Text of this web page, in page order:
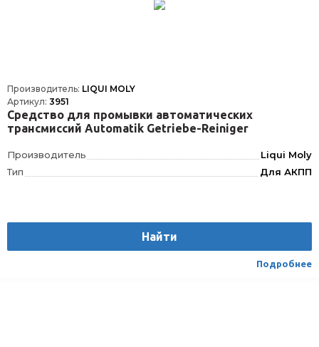
Производитель: LIQUI MOLY
Артикул: 3951
Средство для промывки автоматических
трансмиссий Automatik Getriebe-Reiniger
Производитель
Liqui Moly
Тип
Для АКПП
Найти
Подробнее